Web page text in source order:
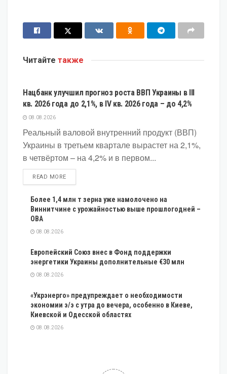
Читайте также
Нацбанк улучшил прогноз роста ВВП Украины в III
кв. 2026 года до 2,1%, в IV кв. 2026 года – до 4,2%
08.08.2026
Реальный валовой внутренний продукт (ВВП)
Украины в третьем квартале вырастет на 2,1%,
в четвёртом – на 4,2% и в первом...
READ MOREDETAILS
Более 1,4 млн т зерна уже намолочено на
Виннитчине с урожайностью выше прошлогодней –
ОВА
08.08.2026
Европейский Союз внес в Фонд поддержки
энергетики Украины дополнительные €30 млн
08.08.2026
«Укрэнерго» предупреждает о необходимости
экономии э/э с утра до вечера, особенно в Киеве,
Киевской и Одесской областях
08.08.2026